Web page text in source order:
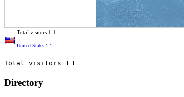
Total visitors 1 1
United States 1 1
Total visitors 1 1
Directory